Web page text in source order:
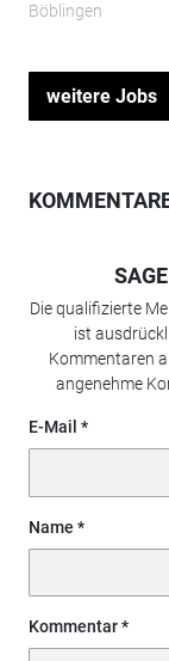
Böblingen
weitere Jobs
Die qualifizierte
ist
Kommentaren
angenehme
E-Mail
Name
Kommentar